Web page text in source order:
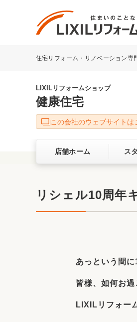
リフォーム事
キッチン
洗面化粧室
ベランダ・
お客さまの声
LIXILリフォー
サービス向上
リフォーム
住宅リフォーム・リノベーション専
LIXILリフォームショップ
健康住宅
この会社のウェブサイトは
店舗ホーム ス
リシェル10周年
あっという間
皆様、 如何お過
LIXILリフォー